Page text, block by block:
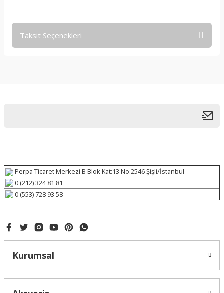
Taksit Seçenekleri
Perpa Ticaret Merkezi B Blok Kat:13 No:2546 Şişli/İstanbul
0 (212) 324 81 81
0 (553) 728 93 58
Kurumsal